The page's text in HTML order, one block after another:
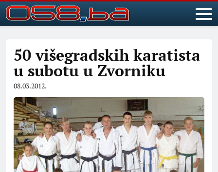
50 višegradskih karatista
u subotu u Zvorniku
08.03.2012.